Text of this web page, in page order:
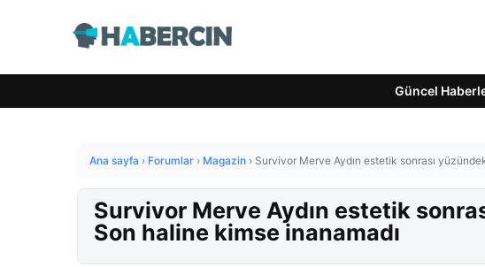
Güncel
Ana sayfa › Forumlar › Magazin › Survivor Merve Aydın estetik sonrası
Survivor Merve Aydın estetik
Son haline kimse inanamadı